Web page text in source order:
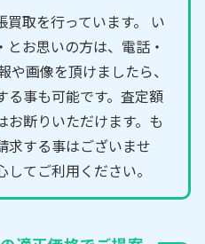
取を行っています。 い
お思いの方は、電話・
や画像を頂けましたら、
る事も可能です。査定額
お断りいただけます。も
求する事はございませ
てご利用ください。